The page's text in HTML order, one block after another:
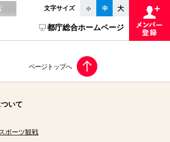
文字サイズ
都庁総合ホームページ
いて
ポーツ観戦